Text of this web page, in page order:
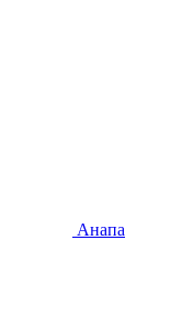
Анапа